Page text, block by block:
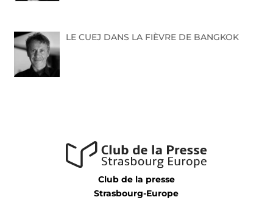
LE CUEJ DANS LA FIÈVRE DE BANGKOK
Club de la presse
Strasbourg-Europe